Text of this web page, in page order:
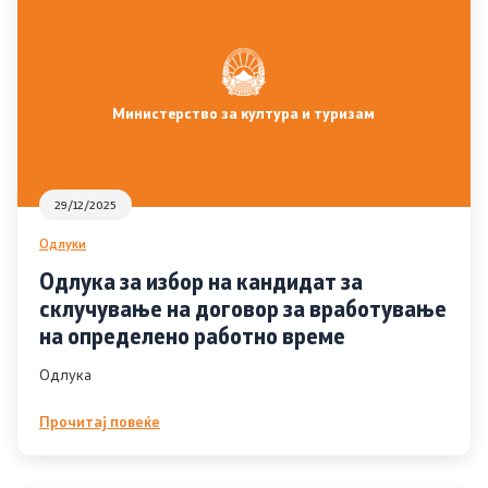
Совет за македонски јазик
Совет на Европа
Творештво
Односи со јавност
Министерство за култура и туризам
29/12/2025
Одлуки
Одлука за избор на кандидат за
склучување на договор за вработување
на определено работно време
Одлука
Прочитај повеќе